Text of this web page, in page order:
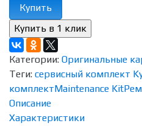
Купить
Категории: Оригинальные
Теги: сервисный комплект
комплектMaintenance Kit
Описание
Характеристики